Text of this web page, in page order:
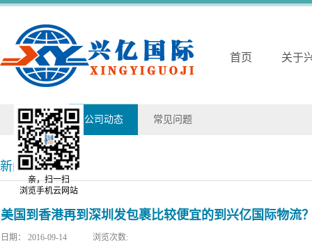
首页 关于
兴亿动态 公司动态 常见问题
新闻详情
美国到香港再到深圳发包裹比较便宜的到兴亿国际物流
日期： 2016-09-14 浏览次数:
亲，扫一扫
浏览手机云网站